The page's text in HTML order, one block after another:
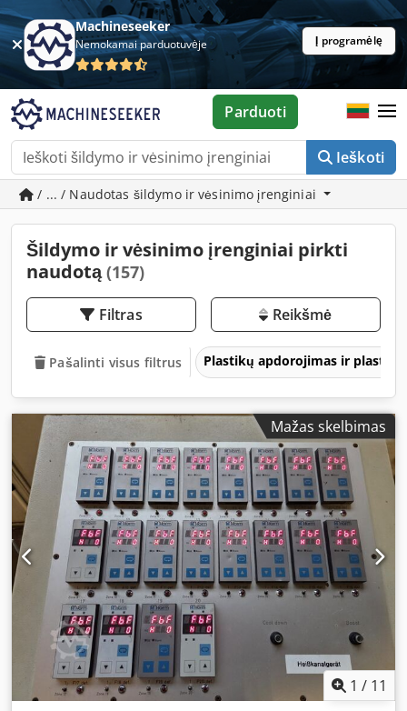
Machineseeker
Nemokamai parduotuvėje Į programėlę
Ieškoti
Parduoti
/ ... / Naudotas šildymo ir vėsinimo įrenginiai
Šildymo ir vėsinimo įrenginiai pirkti
naudotą(157)
Filtras Reikšmė
Pašalinti visus filtrus Plastikų apdorojimas ir
Mažas skelbimas
1 / 11